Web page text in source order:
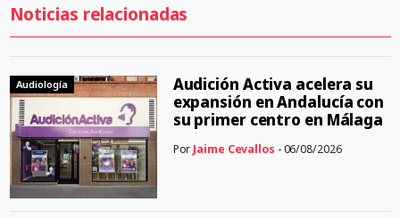
Noticias relacionadas
Audiología
Audición Activa acelera su
expansión en Andalucía con
su primer centro en Málaga
Por Jaime Cevallos - 06/08/2026